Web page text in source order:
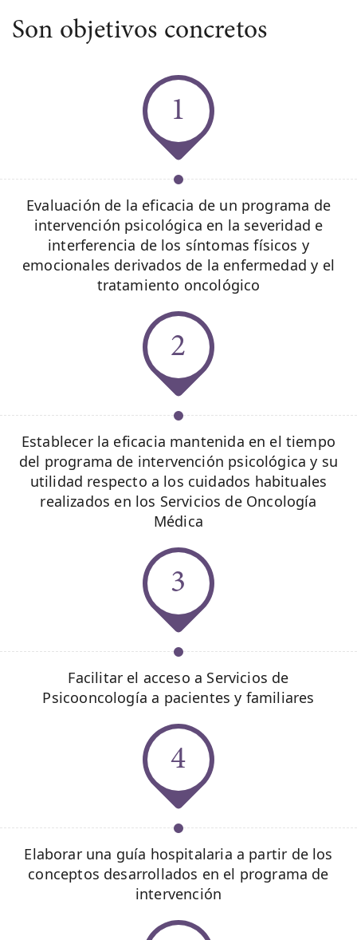
Son objetivos concretos
1
Evaluación de la eficacia de un programa de
intervención psicológica en la severidad e
interferencia de los síntomas físicos y
emocionales derivados de la enfermedad y el
tratamiento oncológico
2
Establecer la eficacia mantenida en el tiempo
del programa de intervención psicológica y su
utilidad respecto a los cuidados habituales
realizados en los Servicios de Oncología
Médica
3
Facilitar el acceso a Servicios de
Psicooncología a pacientes y familiares
4
Elaborar una guía hospitalaria a partir de los
conceptos desarrollados en el programa de
intervención